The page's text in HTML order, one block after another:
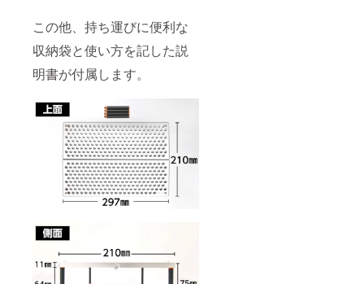
この他、持ち運びに便利な
収納袋と使い方を記した説
明書が付属します。